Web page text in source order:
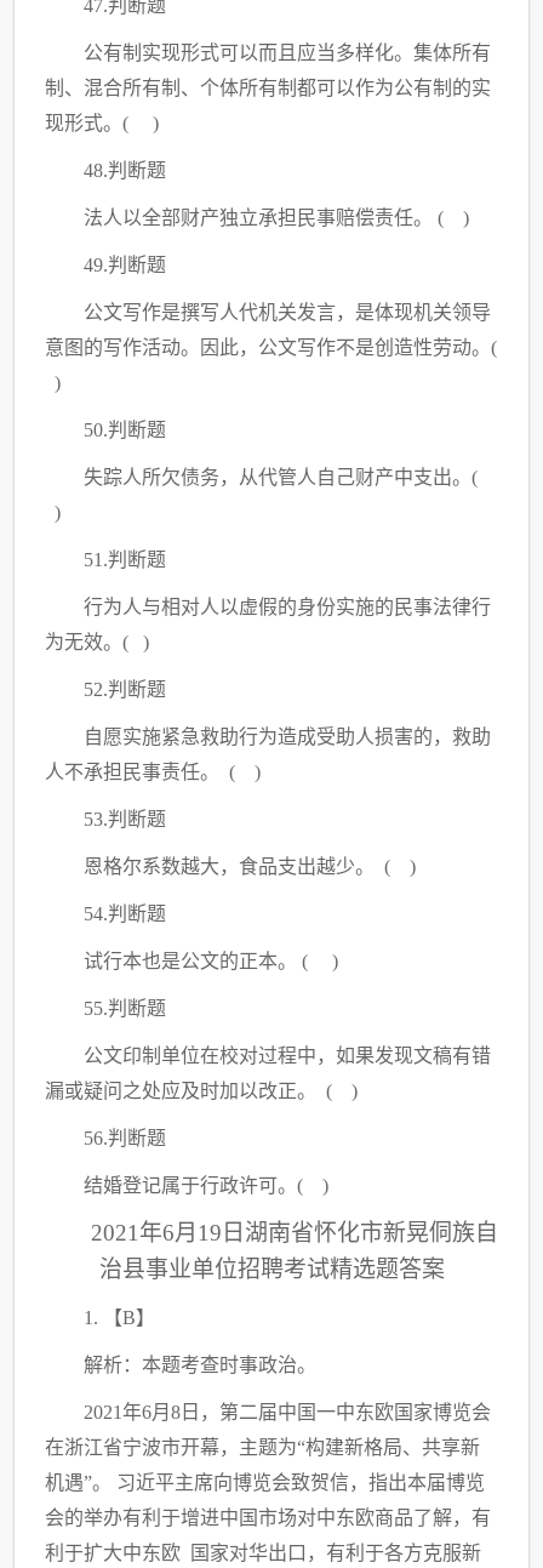
47.判断题
公有制实现形式可以而且应当多样化。集体所有
制、混合所有制、个体所有制都可以作为公有制的实
现形式。( )
48.判断题
法人以全部财产独立承担民事赔偿责任。 ( )
49.判断题
公文写作是撰写人代机关发言，是体现机关领导
意图的写作活动。因此，公文写作不是创造性劳动。(
)
50.判断题
失踪人所欠债务，从代管人自己财产中支出。(
)
51.判断题
行为人与相对人以虚假的身份实施的民事法律行
为无效。( )
52.判断题
自愿实施紧急救助行为造成受助人损害的，救助
人不承担民事责任。
( )
53.判断题
恩格尔系数越大，食品支出越少。 ( )
54.判断题
试行本也是公文的正本。 ( )
55.判断题
公文印制单位在校对过程中，如果发现文稿有错
漏或疑问之处应及时加以改正。
( )
56.判断题
结婚登记属于行政许可。( )
2021年6月19日湖南省怀化市新晃侗族自
治县事业单位招聘考试精选题答案
1. 【B】
解析：本题考查时事政治。
2021年6月8日，第二届中国一中东欧国家博览会
在浙江省宁波市开幕，主题为“构建新格局、共享新
机遇”。 习近平主席向博览会致贺信，指出本届博览
会的举办有利于增进中国市场对中东欧商品了解，有
利于扩大中东欧 国家对华出口，有利于各方克服新